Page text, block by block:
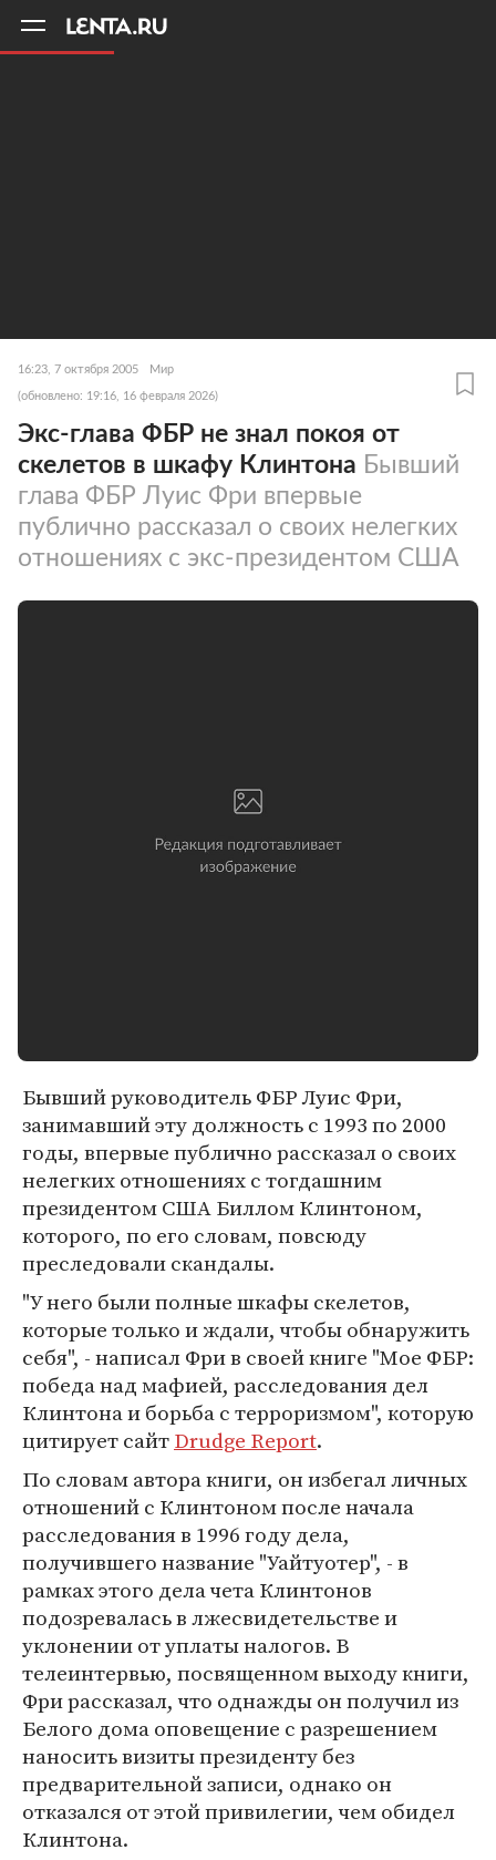
16:23, 7 октября 2005 Мир
(обновлено: 19:16, 16 февраля 2026)
Экс-глава ФБР не знал покоя от
скелетов в шкафу Клинтона Бывший
глава ФБР Луис Фри впервые
публично рассказал о своих нелегких
отношениях с экс-президентом США
Бывший руководитель ФБР Луис Фри,
занимавший эту должность с 1993 по 2000
годы, впервые публично рассказал о своих
нелегких отношениях с тогдашним
президентом США Биллом Клинтоном,
которого, по его словам, повсюду
преследовали скандалы.
"У него были полные шкафы скелетов,
которые только и ждали, чтобы обнаружить
себя", - написал Фри в своей книге "Мое ФБР:
победа над мафией, расследования дел
Клинтона и борьба с терроризмом", которую
цитирует сайтDrudge Report.
По словам автора книги, он избегал личных
отношений с Клинтоном после начала
расследования в 1996 году дела,
получившего название "Уайтуотер", - в
рамках этого дела чета Клинтонов
подозревалась в лжесвидетельстве и
уклонении от уплаты налогов. В
телеинтервью, посвященном выходу книги,
Фри рассказал, что однажды он получил из
Белого дома оповещение с разрешением
наносить визиты президенту без
предварительной записи, однако он
отказался от этой привилегии, чем обидел
Клинтона.